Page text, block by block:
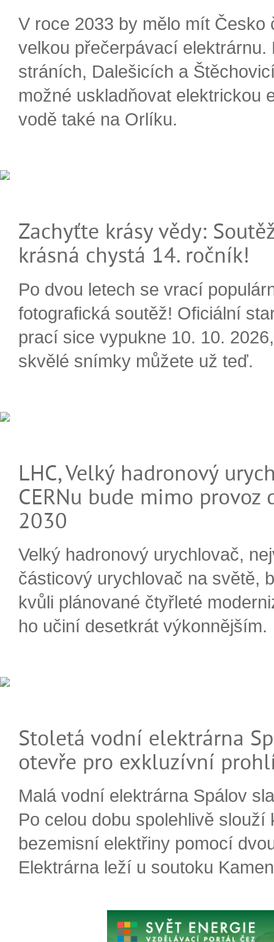
V roce 2033 by mělo mít Česko
velkou přečerpávací elektrárnu.
stráních, Dalešicích a
možné uskladňovat elektrickou
vodě také na Orlíku.
Zachyťte krásy vědy:
krásná chystá 14. ročník!
Po dvou letech se vrací
fotografická soutěž! Oficiální
prací sice vypukne 10. 10.
skvělé snímky můžete už teď.
LHC, Velký hadronový
CERNu bude mimo provoz
2030
Velký hadronový urychlovač,
částicový urychlovač na světě,
kvůli plánované čtyřleté
ho učiní desetkrát výkonnějším.
Stoletá vodní elektrárna
otevře pro exkluzívní
Malá vodní elektrárna Spálov
Po celou dobu spolehlivě slouží
bezemisní elektřiny pomocí
Elektrárna leží u soutoku